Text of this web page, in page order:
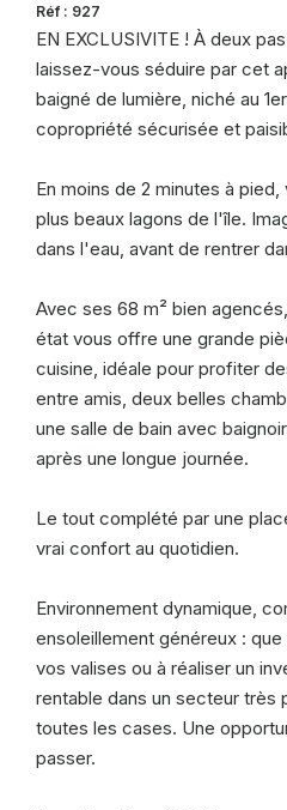
Réf : 927
EN EXCLUSIVITE ! À deux
laissez-vous séduire par cet
baigné de lumière, niché au
copropriété sécurisée et
En moins de 2 minutes à
plus beaux lagons de l'île.
dans l'eau, avant de rentrer
Avec ses 68 m² bien
état vous offre une grande
cuisine, idéale pour profiter
entre amis, deux belles
une salle de bain avec
après une longue journée.
Le tout complété par une
vrai confort au quotidien.
Environnement dynamique,
ensoleillement généreux :
vos valises ou à réaliser un
rentable dans un secteur très
toutes les cases. Une
passer.